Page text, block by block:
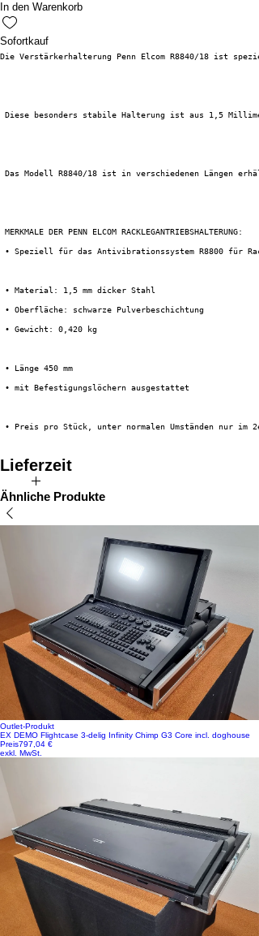
In den Warenkorb
Sofortkauf
Die Verstärkerhalterung Penn Elcom R8840/18 ist
Diese besonders stabile Halterung ist aus 1,5
Das Modell R8840/18 ist in verschiedenen Längen
MERKMALE DER PENN ELCOM RACKLEGANTRIEBSHALTERUNG:
• Speziell für das Antivibrationssystem R8800 für
• Material: 1,5 mm dicker Stahl
• Oberfläche: schwarze Pulverbeschichtung
• Gewicht: 0,420 kg
• Länge 450 mm
• mit Befestigungslöchern ausgestattet
• Preis pro Stück, unter normalen Umständen nur im
Lieferzeit
Direkt ab Lager verfügbar
Ähnliche Produkte
Outlet-Produkt
EX DEMO Flightcase 3-delig Infinity Chimp G3 Core incl. doghouse
Preis797,04 €
exkl. MwSt.